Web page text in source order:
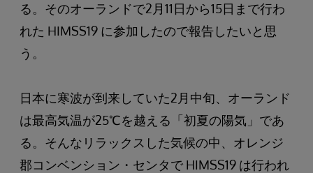
る。そのオーランドで2月11日から15日まで行わ
れた HIMSS19 に参加したので報告したいと思
う。
日本に寒波が到来していた2月中旬、オーランド
は最高気温が25℃を越える「初夏の陽気」であ
る。そんなリラックスした気候の中、オレンジ
郡コンベンション・センタで HIMSS19 は行われ